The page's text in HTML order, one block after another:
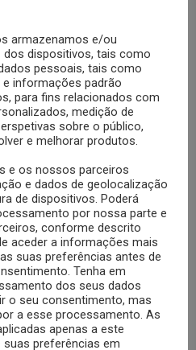
APRENDER
como ensinar aos
5 (1)
dos problemas que muitos pais vivem
redes sociais pelos seus filhos
como pode promover um uso
expostos às novas tecnologias. […]
armazenamos e/ou
dispositivos, tais como
pessoais, tais como
informações padrão
para fins relacionados com
medição de
sobre o público,
e melhorar produtos.
e os nossos parceiros
e dados de geolocalização
de dispositivos. Poderá
por nossa parte e
conforme descrito
aceder a informações mais
suas preferências antes de
Tenha em
dos seus dados
o seu consentimento, mas
a esse processamento. As
apenas a este
suas preferências em